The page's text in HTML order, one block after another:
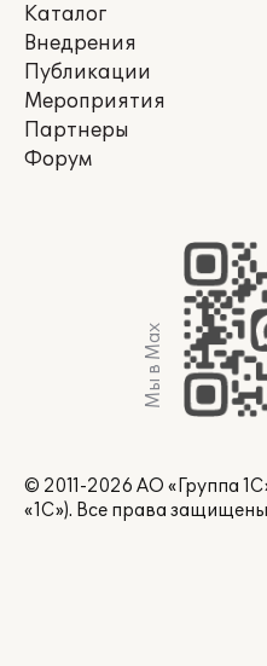
Каталог
Внедрения
Публикации
Мероприятия
Партнеры
Форум
Мы в Max
© 2011-2026 АО «Группа
«1С»). Все права